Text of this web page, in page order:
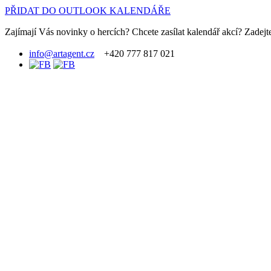
PŘIDAT DO OUTLOOK KALENDÁŘE
Zajímají Vás novinky o hercích? Chcete zasílat kalendář akcí?
info@artagent.cz +420 777 817 021